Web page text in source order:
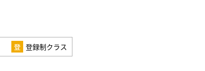
登録制クラス